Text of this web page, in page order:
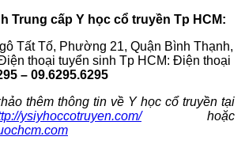
Trung cấp Y học cổ truyền Tp HCM:
Tất Tố, Phường 21, Quận Bình Thạnh,
thoại tuyển sinh Tp HCM: Điện thoại
– 09.6295.6295
thêm thông tin về Y học cổ truyền tại
ysiyhoccotruyen.com/hoặc